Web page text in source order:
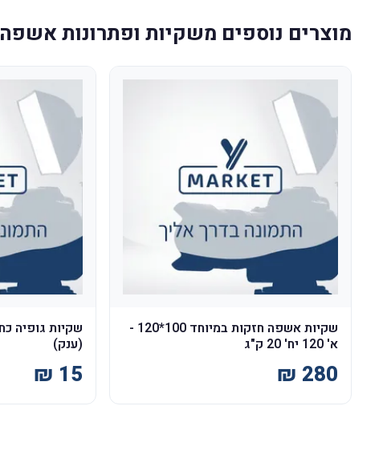
מוצרים נוספים משקיות ופתרונות אשפה
שקיות אשפה חזקות במיוחד 100*120 -
א' 120 יח' 20 ק"ג
(ענק)